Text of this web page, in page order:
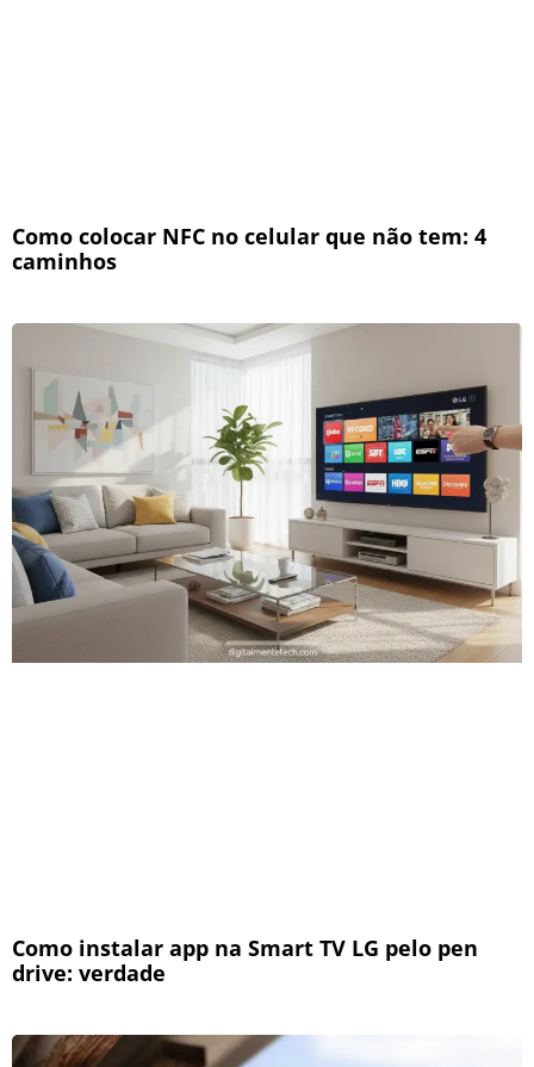
Como colocar NFC no celular que não tem: 4
caminhos
Como instalar app na Smart TV LG pelo pen
drive: verdade